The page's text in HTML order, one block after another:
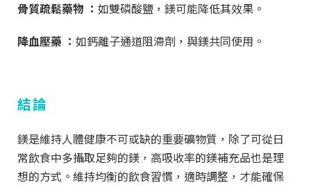
骨質疏鬆藥物 ： 如雙磷酸鹽，鎂可能降低其效果。
降血壓藥 ： 如鈣離子通道阻滯劑，與鎂共同使用。
結論
鎂是維持人體健康不可或缺的重要礦物質，除了可從日
常飲食中多攝取足夠的鎂，高吸收率的鎂補充品也是理
想的方式。維持均衡的飲食習慣，適時調整，才能確保